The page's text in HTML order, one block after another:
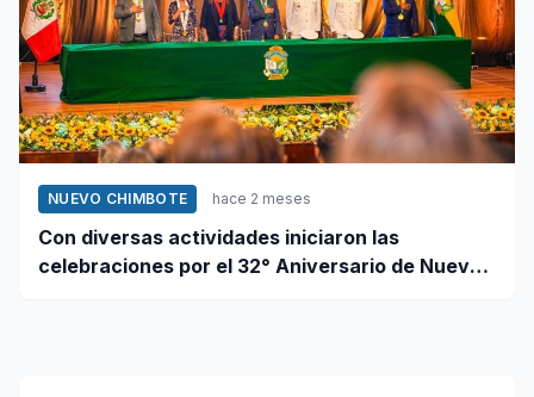
NUEVO CHIMBOTE hace 2 meses
Con diversas actividades iniciaron las
celebraciones por el 32° Aniversario de Nuevo